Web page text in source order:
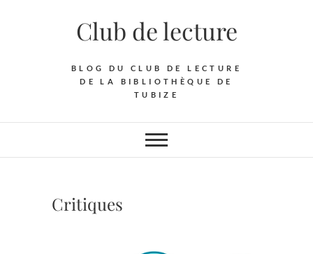
Club de lecture
BLOG DU CLUB DE LECTURE
DE LA BIBLIOTHÈQUE DE
TUBIZE
Critiques